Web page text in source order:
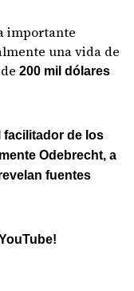
importante
una vida de
de200 mil dólares
facilitador de los
Odebrecht, a
fuentes